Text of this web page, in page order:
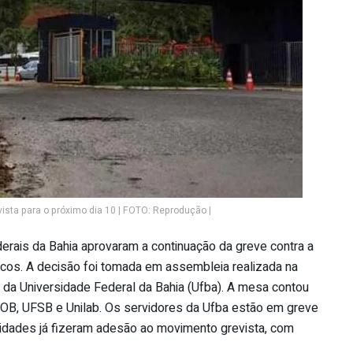
para o próximo dia 10 | FOTO: Reprodução |
da Bahia aprovaram a continuação da greve contra a
A decisão foi tomada em assembleia realizada na
Universidade Federal da Bahia (Ufba). A mesa contou
UFSB e Unilab. Os servidores da Ufba estão em greve
já fizeram adesão ao movimento grevista, com